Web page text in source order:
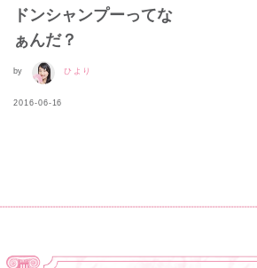
ドンシャンプーってな
ぁんだ？
by ひより
2016-06-16